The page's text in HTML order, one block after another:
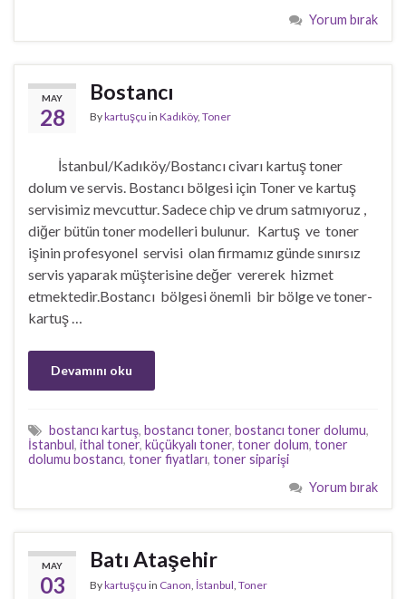
Yorum bırak
MAY
28
Bostancı
Bykartuşçu in Kadıköy, Toner
İstanbul/Kadıköy/Bostancı civarı kartuş toner
dolum ve servis. Bostancı bölgesi için Toner ve kartuş
servisimiz mevcuttur. Sadece chip ve drum satmıyoruz ,
diğer bütün toner modelleri bulunur. Kartuş ve toner
işinin profesyonel servisi olan firmamız günde sınırsız
servis yaparak müşterisine değer vererek hizmet
etmektedir.Bostancı bölgesi önemli bir bölge ve toner-
kartuş …
Devamını oku
bostancı kartuş, bostancı toner, bostancı toner dolumu,
İstanbul, ithal toner, küçükyalı toner, toner dolum, toner
dolumu bostancı, toner fiyatları, toner siparişi
Yorum bırak
MAY
03
Batı Ataşehir
Bykartuşçu in Canon İstanbul Toner